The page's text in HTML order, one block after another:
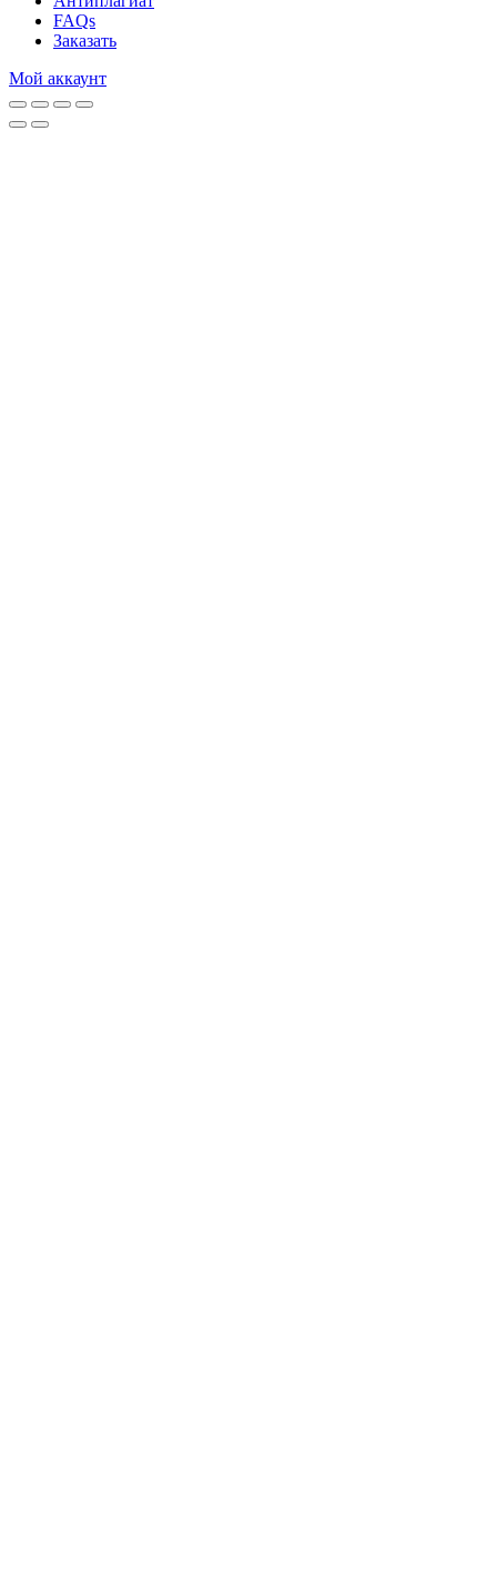
FAQs
Заказать
Мой аккаунт